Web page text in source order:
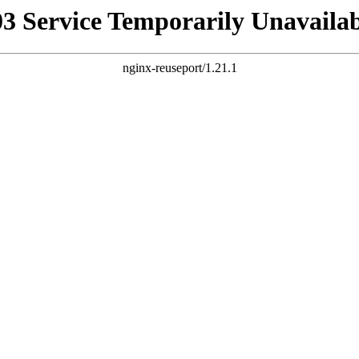
Service Temporarily
nginx-reuseport/1.21.1